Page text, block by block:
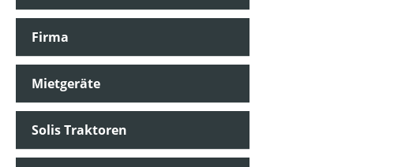
Firma
Mietgeräte
Solis Traktoren